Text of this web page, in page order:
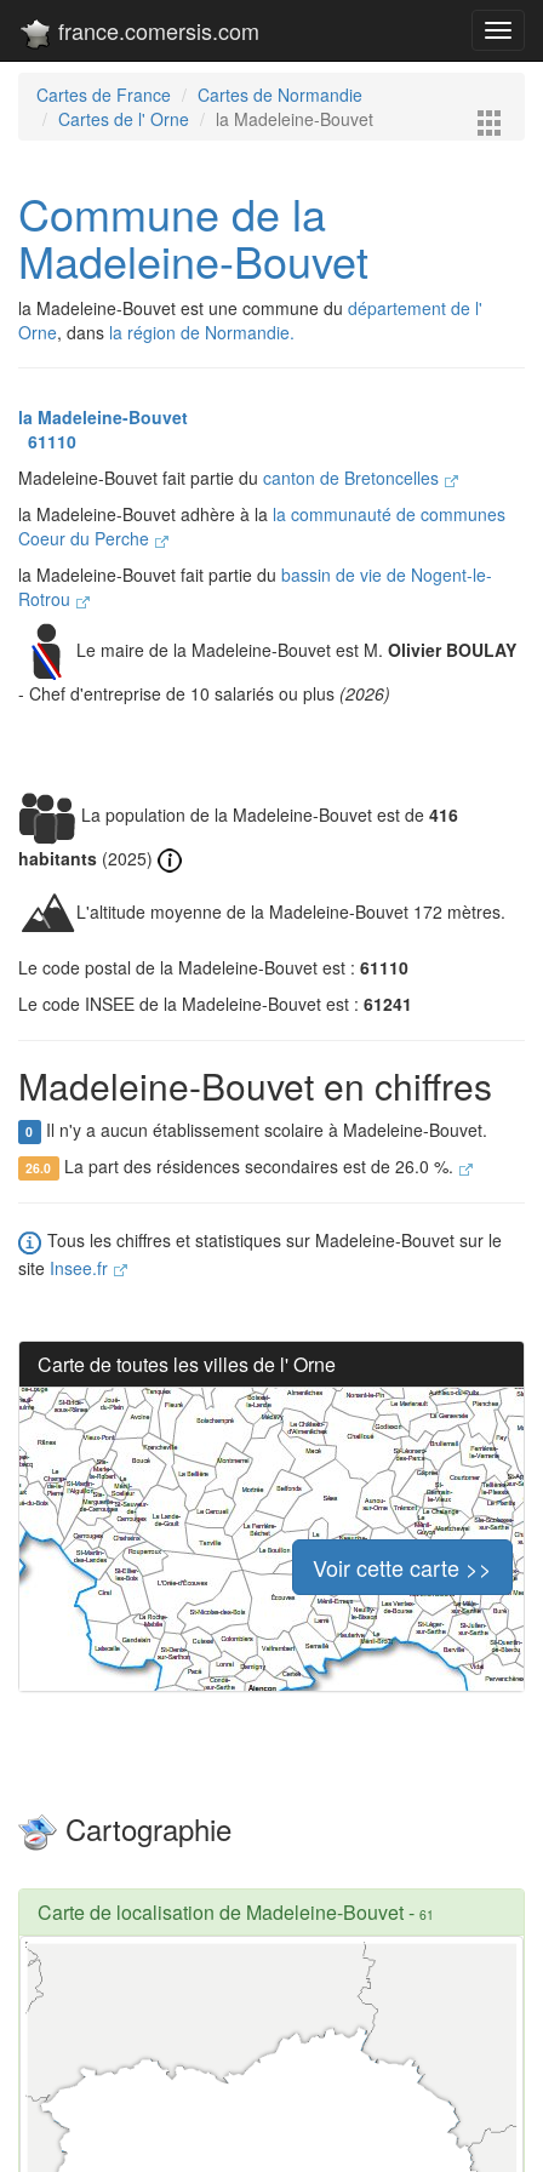
france.comersis.com
Cartes de France
Cartes de Normandie
Cartes de l' Orne
la Madeleine-Bouvet
Commune de la
Madeleine-Bouvet
la Madeleine-Bouvet est une commune du département de l'
Orne, dans la région de Normandie.
la Madeleine-Bouvet
61110
Madeleine-Bouvet fait partie du canton de Bretoncelles
la Madeleine-Bouvet adhère à la la communauté de communes
Coeur du Perche
la Madeleine-Bouvet fait partie du bassin de vie de Nogent-le-
Rotrou
Le maire de la Madeleine-Bouvet est M. Olivier BOULAY
- Chef d'entreprise de 10 salariés ou plus (2026)
La population de la Madeleine-Bouvet est de 416
habitants (2025)
L'altitude moyenne de la Madeleine-Bouvet 172 mètres.
Le code postal de la Madeleine-Bouvet est : 61110
Le code INSEE de la Madeleine-Bouvet est : 61241
Madeleine-Bouvet en chiffres
0 Il n'y a aucun établissement scolaire à Madeleine-Bouvet.
26.0 La part des résidences secondaires est de 26.0 %.
Tous les chiffres et statistiques sur Madeleine-Bouvet sur le
site Insee.fr
Carte de toutes les villes de l' Orne
Voir cette carte >>
Cartographie
Carte de localisation de Madeleine-Bouvet- 61